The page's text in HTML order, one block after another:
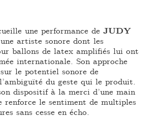
une performance deJUDY
artiste sonore dont les
ballons de latex amplifiés lui ont
internationale. Son approche
le potentiel sonore de
du geste qui le produit.
dispositif à la merci d’une main
renforce le sentiment de multiples
sans cesse en écho.